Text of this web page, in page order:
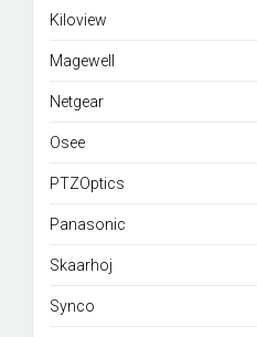
Kiloview
Magewell
Netgear
Osee
PTZOptics
Panasonic
Skaarhoj
Synco